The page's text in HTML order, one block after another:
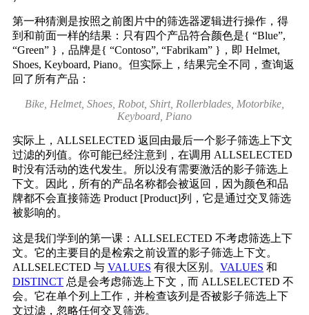
第一种猜测是按照之前图片中的筛选器逻辑进行操作，得
到和前面一样的结果：只有四个产品符合颜色是{ “Blue”,
“Green” }，品牌是{ “Contoso”, “Fabrikam” }，即 Helmet,
Shoes, Keyboard, Piano。但实际上，结果完全不同，查询返
回了所有产品：
Bike, Helmet, Shoes, Robot, Shirt, Rollerblades, Motorbike,
Keyboard, Piano
实际上，ALLSELECTED 返回由最后一个影子筛选上下文
过滤的列值。你可能已经注意到，在调用 ALLSELECTED
时没有活动的迭代发生。所以没有需要激活的影子筛选上
下文。因此，所有的产品名称都会被返回，因为颜色和品
牌都不会直接筛选 Product [Product]列，它是通过交叉筛选
被影响的。
这是我们学到的第一课：ALLSELECTED 不考虑筛选上下
文。它的主要目的是检索之前设置的影子筛选上下文。
ALLSELECTED 与 VALUES 有很大区别。 VALUES 和
DISTINCT 总是会考虑筛选上下文，而 ALLSELECTED 不
会。它在单个列上工作，并检查该列是否被影子筛选上下
文过滤，忽略任何交叉筛选。